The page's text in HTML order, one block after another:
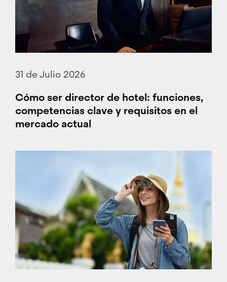
31 de Julio 2026
Cómo ser director de hotel: funciones,
competencias clave y requisitos en el
mercado actual